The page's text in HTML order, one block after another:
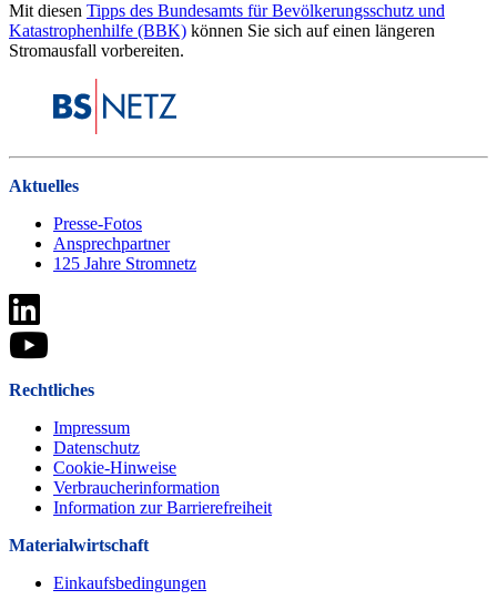
Mit diesen Tipps des Bundesamts für Bevölkerungsschutz und
Katastrophenhilfe (BBK) können Sie sich auf einen längeren
Stromausfall vorbereiten.
Aktuelles
Presse-Fotos
Ansprechpartner
125 Jahre Stromnetz
Rechtliches
Impressum
Datenschutz
Cookie-Hinweise
Verbraucherinformation
Information zur Barrierefreiheit
Materialwirtschaft
Einkaufsbedingungen